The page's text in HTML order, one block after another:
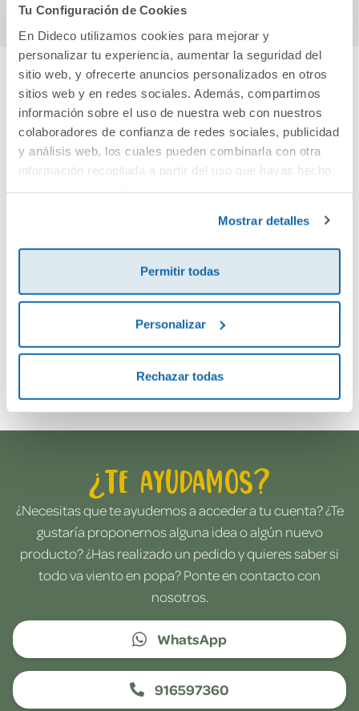
Tu Configuración de Cookies
En Dideco utilizamos cookies para mejorar y
personalizar tu experiencia, aumentar la seguridad del
sitio web, y ofrecerte anuncios personalizados en otros
sitios web y en redes sociales. Además, compartimos
información sobre el uso de nuestra web con nuestros
colaboradores de confianza de redes sociales, publicidad
y análisis web, los cuales pueden combinarla con otra
información recopilada a partir del uso que hayas hecho
Mostrar detalles
Permitir todas
Personalizar
Rechazar todas
Cuéntanos tu opinión
¡Sé el primero en valorar este producto!
Envía tu opinión
¿Te ayudamos?
¿Necesitas que te ayudemos a acceder a tu cuenta? ¿Te
gustaría proponernos alguna idea o algún nuevo
producto? ¿Has realizado un pedido y quieres saber si
todo va viento en popa? Ponte en contacto con
nosotros.
WhatsApp
916597360